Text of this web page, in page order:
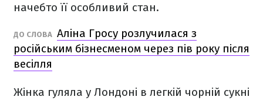
начебто її особливий стан.
ДО СЛОВА Аліна Гросу розлучилася з
російським бізнесменом через пів року після
весілля
Жінка гуляла у Лондоні в легкій чорній сукні